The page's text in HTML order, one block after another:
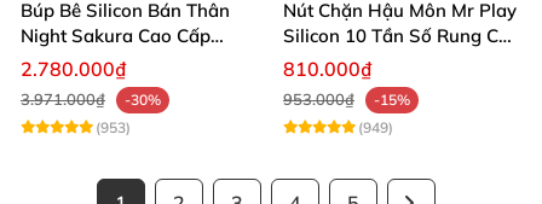
Búp Bê Silicon Bán Thân
Night Sakura Cao Cấp
Rung Đa Chức Năng
2.780.000₫
3.971.000₫
-30%
(953)
Nút Chặn Hậu Môn Mr Play
Silicon 10 Tần Số Rung Cao
Cấp
810.000₫
953.000₫
-15%
(949)